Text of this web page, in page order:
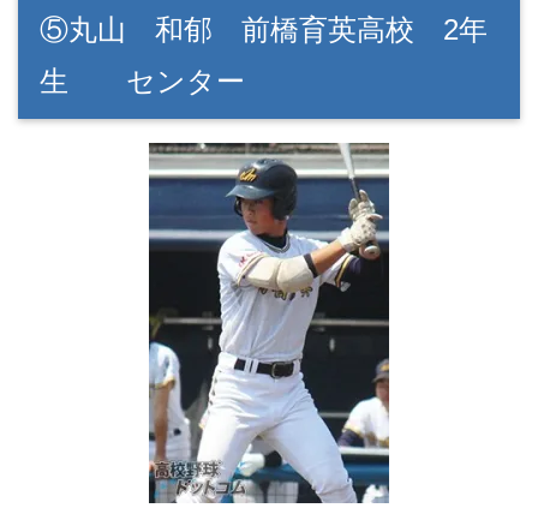
⑤丸山 和郁 前橋育英高校 2年
生 センター